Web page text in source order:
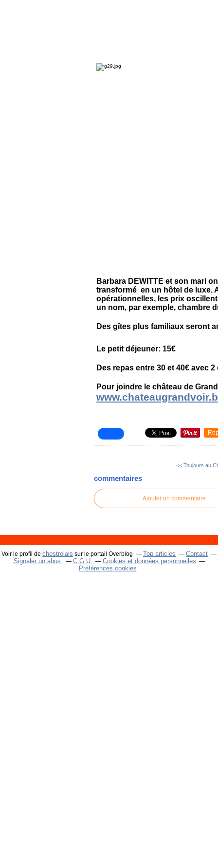
Barbara DEWITTE et son mari
transformé en un hôtel de luxe.
opérationnelles, les prix
un nom, par exemple, chambre
Des gîtes plus familiaux seront
Le petit déjeuner: 15€
Des repas entre 30 et 40€ avec
Pour joindre le château de
<< Toujours au
commentaires
Ajouter un commentaire
Voir le profil de chestrolais sur le portail Overblog Top articles
Contact
Signaler un abus
C.G.U.
Cookies et données personnelles
Préférences cookies